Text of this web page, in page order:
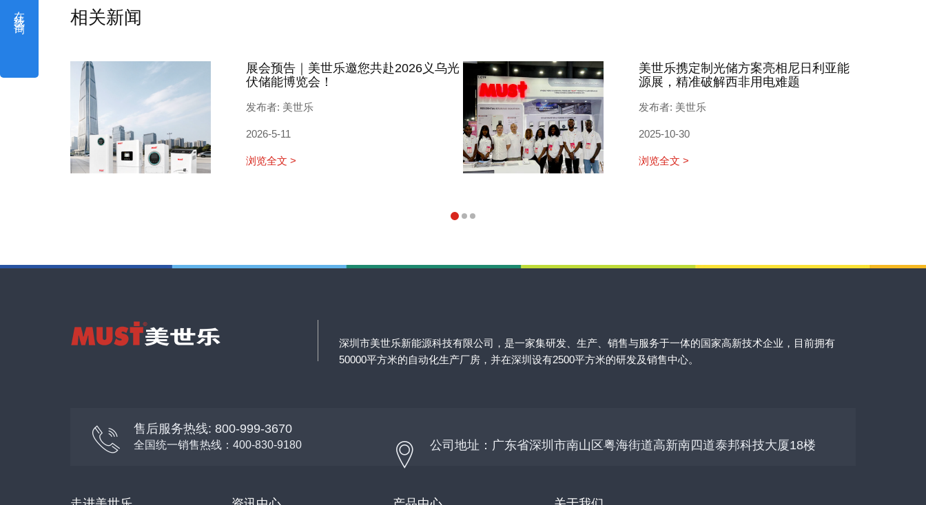
相关新闻
展会预告｜美世乐邀您共赴2026义乌光
伏储能博览会！
发布者: 美世乐
2026-5-11
浏览全文 >
美世乐携定制光储方案亮相尼日利亚能
源展，精准破解西非用电难题
发布者: 美世乐
2025-10-30
浏览全文 >
深圳市美世乐新能源科技有限公司，是一家集研发、生产、销售与服务于一体的国家高新技术企业，目前拥有
50000平方米的自动化生产厂房，并在深圳设有2500平方米的研发及销售中心。
售后服务热线: 800-999-3670
全国统一销售热线：400-830-9180 公司地址：广东省深圳市南山区粤海街道高新南四道泰邦科技大厦18楼
在线咨询